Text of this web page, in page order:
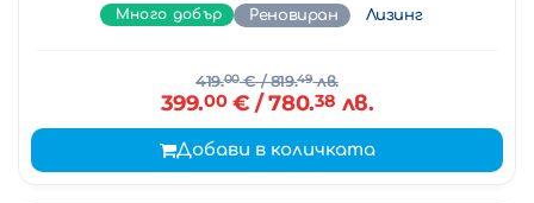
Много добър Реновиран Лизинг
419.00€/ 819.49лв.
399.00€ / 780.38 лв.
Добави в количката